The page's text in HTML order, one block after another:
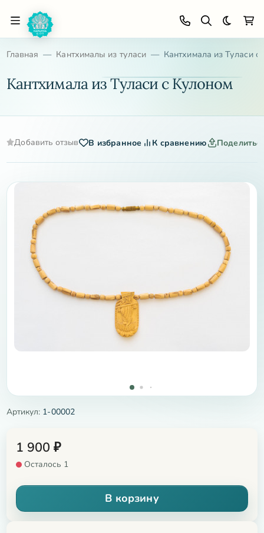
Темная
Главная Кантхималы из туласи Кантхимала из Туласи с
Кантхимала из Туласи с Кулоном
Добавить отзыв В избранное К сравнению
Артикул: 1-00002
1 900 ₽
Осталось 1
В корзину